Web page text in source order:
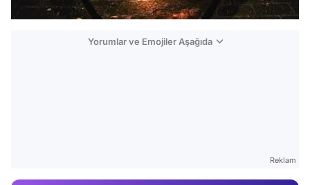
Yorumlar ve Emojiler Aşağıda
Reklam